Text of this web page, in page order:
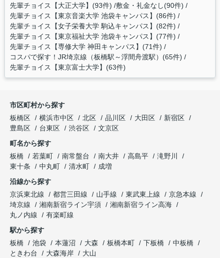
先輩チョイス【大正大学】(93件) 敷金・礼金なし(90件)
先輩チョイス【東京音楽大学 池袋キャンパス】(86件)
先輩チョイス【女子栄養大学 駒込キャンパス】(82件)
先輩チョイス【東京福祉大学 池袋キャンパス】(77件)
先輩チョイス【専修大学 神田キャンパス】(71件)
コスパで探す！JR埼京線（板橋駅～浮間舟渡駅）(65件)
先輩チョイス【東京富士大学】(63件)
市区町村から探す
板橋区
横浜市中区 北区 品川区 大田区
新宿区
豊島区
台東区 渋谷区
文京区
町名から探す
板橋
若葉町 南常盤台 南大井 高島平
滝野川
東十条
中丸町 清水町
成増
沿線から探す
京浜東北線
都営三田線 山手線 東武東上線
京急本線
埼京線
湘南新宿ライン宇須
湘南新宿ライン高海
丸ノ内線
有楽町線
駅から探す
板橋
池袋 本蓮沼 大森 板橋本町 下板橋
中板橋
ときわ台
大森海岸 大山